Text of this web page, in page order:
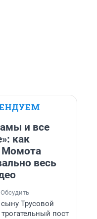
и все
как
весь
Обсудить
Трусовой
пост